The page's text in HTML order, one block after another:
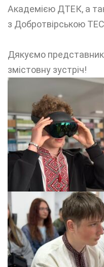
Академією ДТЕК, а
з Добротвірською
Дякуємо
змістовну зустріч!